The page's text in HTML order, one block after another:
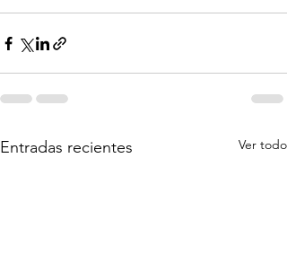
Entradas recientes Ver todo